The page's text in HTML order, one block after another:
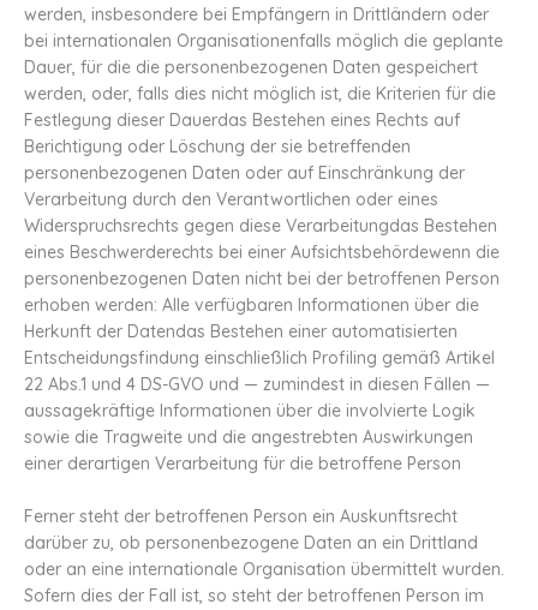
werden, insbesondere bei Empfängern in Drittländern oder
bei internationalen Organisationenfalls möglich die geplante
Dauer, für die die personenbezogenen Daten gespeichert
werden, oder, falls dies nicht möglich ist, die Kriterien für die
Festlegung dieser Dauerdas Bestehen eines Rechts auf
Berichtigung oder Löschung der sie betreffenden
personenbezogenen Daten oder auf Einschränkung der
Verarbeitung durch den Verantwortlichen oder eines
Widerspruchsrechts gegen diese Verarbeitungdas Bestehen
eines Beschwerderechts bei einer Aufsichtsbehördewenn die
personenbezogenen Daten nicht bei der betroffenen Person
erhoben werden: Alle verfügbaren Informationen über die
Herkunft der Datendas Bestehen einer automatisierten
Entscheidungsfindung einschließlich Profiling gemäß Artikel
22 Abs.1 und 4 DS-GVO und — zumindest in diesen Fällen —
aussagekräftige Informationen über die involvierte Logik
sowie die Tragweite und die angestrebten Auswirkungen
einer derartigen Verarbeitung für die betroffene Person
Ferner steht der betroffenen Person ein Auskunftsrecht
darüber zu, ob personenbezogene Daten an ein Drittland
oder an eine internationale Organisation übermittelt wurden.
Sofern dies der Fall ist, so steht der betroffenen Person im